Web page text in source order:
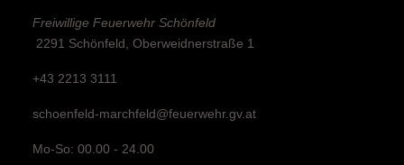
Freiwillige Feuerwehr Schönfeld
2291 Schönfeld, Oberweidnerstraße 1
+43 2213 3111
schoenfeld-marchfeld@feuerwehr.gv.at
Mo-So: 00.00 - 24.00